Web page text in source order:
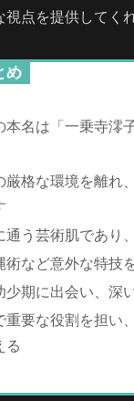
視点を提供してく
め
本名は「一乗寺澪
厳格な環境を離れ
通う芸術肌であり
術など意外な特技
少期に出会い、深
重要な役割を担い
る